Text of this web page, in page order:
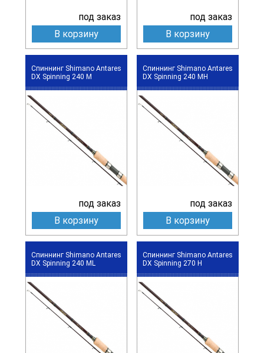
под заказ
В корзину
под заказ
В корзину
Спиннинг Shimano Antares
DX Spinning 240 M
под заказ
В корзину
Спиннинг Shimano Antares
DX Spinning 240 MH
под заказ
В корзину
Спиннинг Shimano Antares
DX Spinning 240 ML
Спиннинг Shimano Antares
DX Spinning 270 H